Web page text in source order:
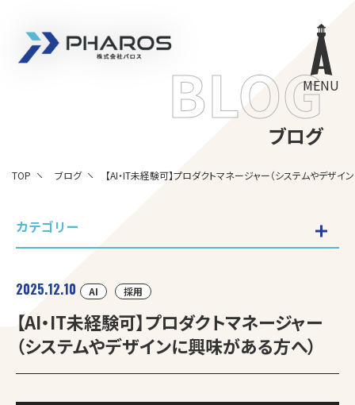
株式会社 Pharos
MENU
ブログ
BLOG
TOP ブログ 【AI・IT未経験可】プロダクトマネージャー（システムやデザイ
2025.12.10 AI 採用
【AI・IT未経験可】プロダクトマネージャー
（システムやデザインに興味がある方へ）
カテゴリー